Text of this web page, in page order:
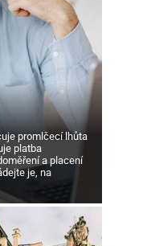
promlčecí lhůta
platba
a placení
je, na